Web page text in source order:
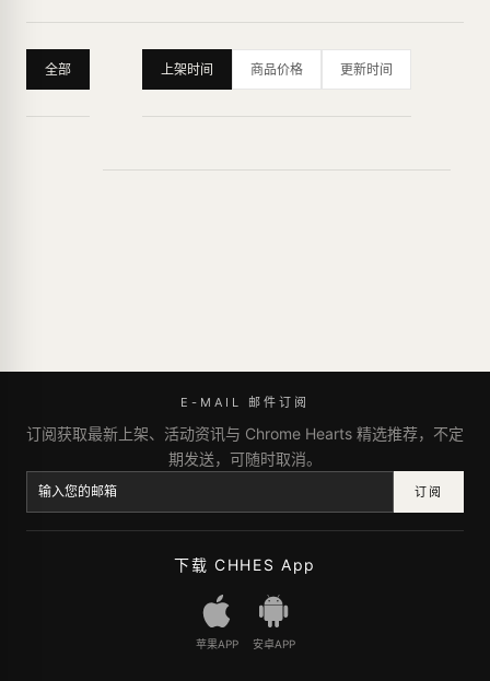
全部 上架时间 商品价格 更新时间
E-MAIL 邮件订阅
订阅获取最新上架、活动资讯与 Chrome Hearts 精选推荐，不定
期发送，可随时取消。
订阅
下载 CHHES App
苹果APP 安卓APP